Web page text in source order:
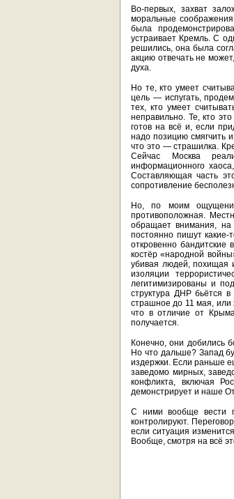
Во-первых, захват
моральные
была
устраивает Кремль. С
решились, она была
акцию отвечать не
духа.
Но те, кто умеет
цель — испугать,
тех, кто умеет
неправильно. Те, кто
готов на всё и, если
надо позицию смягчить
что это — страшилка.
Сейчас Москва
информационного
Составляющая часть
сопротивление
Но, по моим
противоположная.
обращает внимания, на
постоянно пишут
откровенно бандитские
костёр «народной
убивая людей, похищая
изоляции
легитимизированы и
структура ДНР бьётся
страшное до 11 мая, или
что в отличие от
получается.
Конечно, они добились
Но что дальше? Запад
издержки. Если раньше
заведомо мирных,
конфликта, включая
демонстрирует и наше
С ними вообще вести
контролируют.
если ситуация
Вообще, смотря на всё